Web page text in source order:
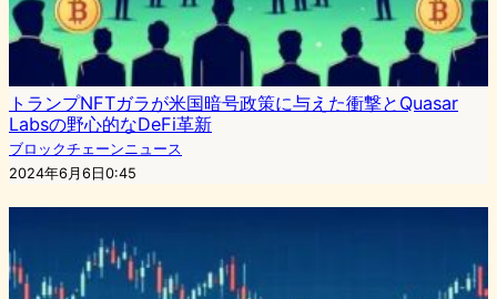
トランプNFTガラが米国暗号政策に与えた衝撃とQuasar
Labsの野心的なDeFi革新
ブロックチェーンニュース
2024年6月6日0:45